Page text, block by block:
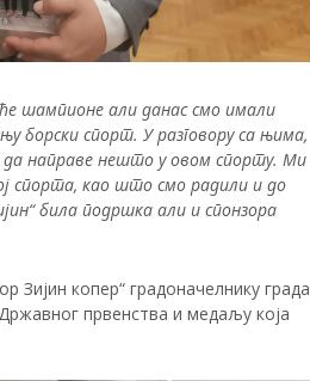
шампионе али данас смо имали
борски спорт. У разговору са њима,
да направе нешто у овом спорту. Ми
спорта, као што смо радили и до
била подршка али и спонзора
копер“ градоначелнику града
првенства и медаљу која